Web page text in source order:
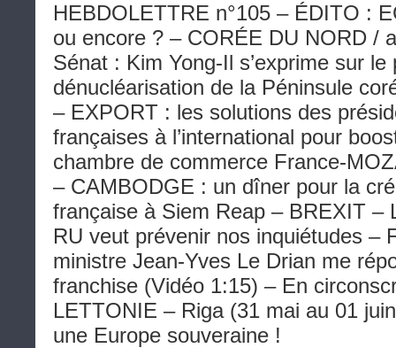
HEBDOLETTRE n°105 – ÉDITO :
ou encore ? – CORÉE DU NORD /
Sénat : Kim Yong-Il s’exprime sur le
dénucléarisation de la Péninsule
– EXPORT : les solutions des
françaises à l’international pour
chambre de commerce France-
– CAMBODGE : un dîner pour la
française à Siem Reap – BREXIT –
RU veut prévenir nos inquiétudes –
ministre Jean-Yves Le Drian me
franchise (Vidéo 1:15) – En
LETTONIE – Riga (31 mai au 01
une Europe souveraine !